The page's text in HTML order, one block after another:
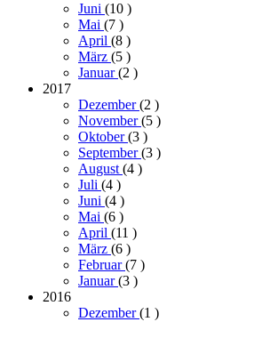
Juni (10 )
Mai (7 )
April (8 )
März (5 )
Januar(2 )
2017
Dezember(2 )
November(5 )
Oktober(3 )
September(3 )
August(4 )
Juli (4 )
Juni (4 )
Mai (6 )
April (11 )
März (6 )
Februar(7 )
Januar(3 )
2016
Dezember(1 )